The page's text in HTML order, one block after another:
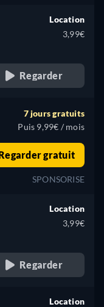
Location
3,99€
Regarder
7 jours gratuits
Puis 9,99€ / mois
gratuit
SPONSORISE
Location
3,99€
Regarder
Location